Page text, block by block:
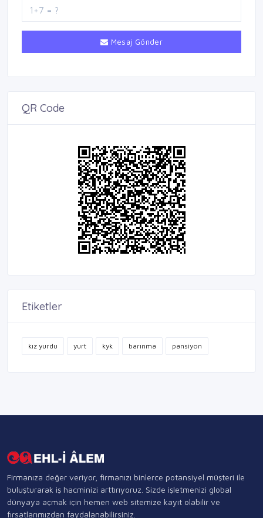
Mesaj Gönder
QR Code
Etiketler
kız yurdu yurt kyk barınma pansiyon
Firmanıza değer veriyor, firmanızı binlerce potansiyel müşteri ile
buluşturarak iş hacminizi arttırıyoruz. Sizde işletmenizi global
dünyaya açmak için hemen web sitemize kayıt olabilir ve
fırsatlarımızdan faydalanabilirsiniz.